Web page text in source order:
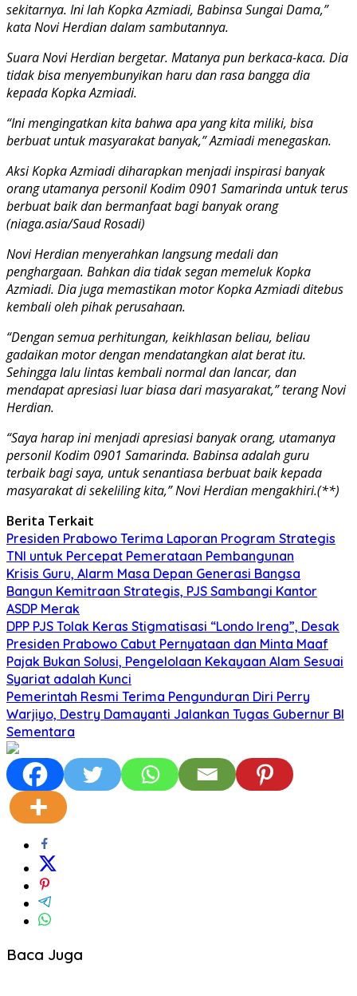
sekitarnya. Ini lah Kopka Azmiadi, Babinsa Sungai Dama,”
kata Novi Herdian dalam sambutannya.
Suara Novi Herdian bergetar. Matanya pun berkaca-kaca. Dia
tidak bisa menyembunyikan haru dan rasa bangga dia
kepada Kopka Azmiadi.
“Ini mengingatkan kita bahwa apa yang kita miliki, bisa
berbuat untuk masyarakat banyak,” Azmiadi menegaskan.
Aksi Kopka Azmiadi diharapkan menjadi inspirasi banyak
orang utamanya personil Kodim 0901 Samarinda untuk terus
berbuat baik dan bermanfaat bagi banyak orang
(niaga.asia/Saud Rosadi)
Novi Herdian menyerahkan langsung medali dan
penghargaan. Bahkan dia tidak segan memeluk Kopka
Azmiadi. Dia juga memastikan motor Kopka Azmiadi ditebus
kembali oleh pihak perusahaan.
“Dengan semua perhitungan, keikhlasan beliau, beliau
gadaikan motor dengan mendatangkan alat berat itu.
Sehingga lalu lintas kembali normal dan lancar, dan
mendapat apresiasi luar biasa dari masyarakat,” terang Novi
Herdian.
“Saya harap ini menjadi apresiasi banyak orang, utamanya
personil Kodim 0901 Samarinda. Babinsa adalah guru
terbaik bagi saya, untuk senantiasa berbuat baik kepada
masyarakat di sekeliling kita,” Novi Herdian mengakhiri.(**)
Berita Terkait
Presiden Prabowo Terima Laporan Program Strategis
TNI untuk Percepat Pemerataan Pembangunan
Krisis Guru, Alarm Masa Depan Generasi Bangsa
Bangun Kemitraan Strategis, PJS Sambangi Kantor
ASDP Merak
DPP PJS Tolak Keras Stigmatisasi “Londo Ireng”, Desak
Presiden Prabowo Cabut Pernyataan dan Minta Maaf
Pajak Bukan Solusi, Pengelolaan Kekayaan Alam Sesuai
Syariat adalah Kunci
Pemerintah Resmi Terima Pengunduran Diri Perry
Warjiyo, Destry Damayanti Jalankan Tugas Gubernur BI
Sementara
Baca Juga